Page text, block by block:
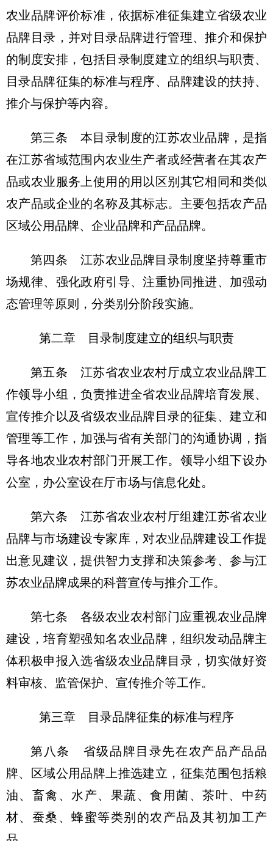
农业品牌评价标准，依据标准征集建立省级农业
品牌目录，并对目录品牌进行管理、推介和保护
的制度安排，包括目录制度建立的组织与职责、
目录品牌征集的标准与程序、品牌建设的扶持、
推介与保护等内容。
第三条 本目录制度的江苏农业品牌，是指
在江苏省域范围内农业生产者或经营者在其农产
品或农业服务上使用的用以区别其它相同和类似
农产品或企业的名称及其标志。主要包括农产品
区域公用品牌、企业品牌和产品品牌。
第四条 江苏农业品牌目录制度坚持尊重市
场规律、强化政府引导、注重协同推进、加强动
态管理等原则，分类别分阶段实施。
第二章 目录制度建立的组织与职责
第五条 江苏省农业农村厅成立农业品牌工
作领导小组，负责推进全省农业品牌培育发展、
宣传推介以及省级农业品牌目录的征集、建立和
管理等工作，加强与省有关部门的沟通协调，指
导各地农业农村部门开展工作。领导小组下设办
公室，办公室设在厅市场与信息化处。
第六条 江苏省农业农村厅组建江苏省农业
品牌与市场建设专家库，对农业品牌建设工作提
出意见建议，提供智力支撑和决策参考、参与江
苏农业品牌成果的科普宣传与推介工作。
第七条 各级农业农村部门应重视农业品牌
建设，培育塑强知名农业品牌，组织发动品牌主
体积极申报入选省级农业品牌目录，切实做好资
料审核、监管保护、宣传推介等工作。
第三章 目录品牌征集的标准与程序
第八条 省级品牌目录先在农产品产品品
牌、区域公用品牌上推选建立，征集范围包括粮
油、畜禽、水产、果蔬、食用菌、茶叶、中药
材、蚕桑、蜂蜜等类别的农产品及其初加工产